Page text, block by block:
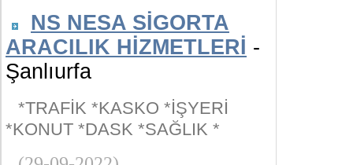
NS NESA SİGORTA
ARACILIK HİZMETLERİ -
Şanlıurfa
*TRAFİK *KASKO *İŞYERİ
*KONUT *DASK *SAĞLIK *